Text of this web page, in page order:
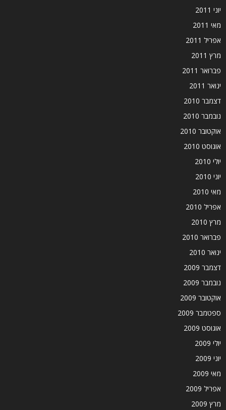
יוני 2011
מאי 2011
אפריל 2011
מרץ 2011
פברואר 2011
ינואר 2011
דצמבר 2010
נובמבר 2010
אוקטובר 2010
אוגוסט 2010
יולי 2010
יוני 2010
מאי 2010
אפריל 2010
מרץ 2010
פברואר 2010
ינואר 2010
דצמבר 2009
נובמבר 2009
אוקטובר 2009
ספטמבר 2009
אוגוסט 2009
יולי 2009
יוני 2009
מאי 2009
אפריל 2009
מרץ 2009